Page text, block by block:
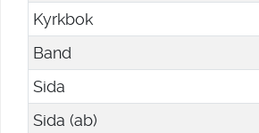
Kyrkbok
Band
Sida
Sida (ab)